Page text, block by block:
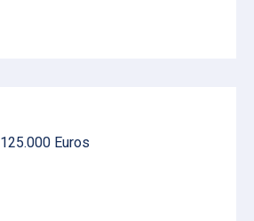
125.000 Euros